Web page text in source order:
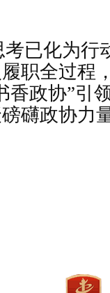
已化为行
职全过程
香政协”引
礴政协力